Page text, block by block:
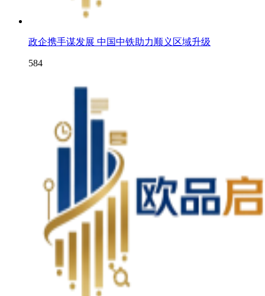
政企携手谋发展 中国中铁助力顺义区域升级
584